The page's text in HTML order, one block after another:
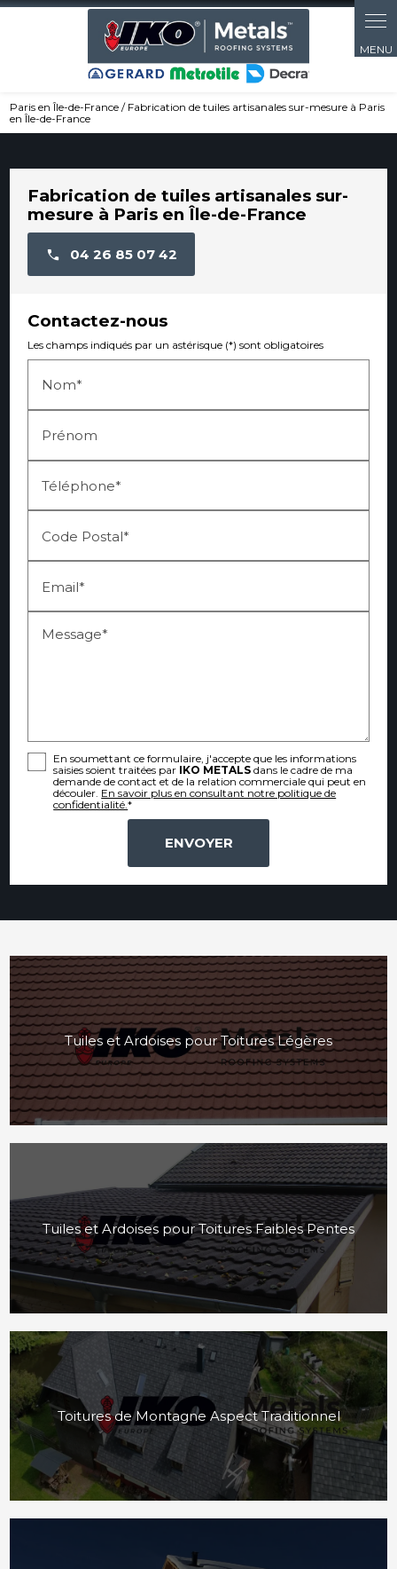
Paris en Île-de-France / Fabrication de tuiles artisanales sur-mesure à Paris
en Île-de-France
Fabrication de tuiles artisanales sur-
mesure à Paris en Île-de-France
04 26 85 07 42
Contactez-nous
Les champs indiqués par un astérisque (*) sont obligatoires
Nom*
Prénom
Téléphone*
Code Postal*
Email*
Message*
En soumettant ce formulaire, j'accepte que les informations
saisies soient traitées par IKO METALS dans le cadre de ma
demande de contact et de la relation commerciale qui peut en
découler. En savoir plus en consultant notre politique de
confidentialité.*
Tuiles et Ardoises pour Toitures Légères
Tuiles et Ardoises pour Toitures Faibles Pentes
Toitures de Montagne Aspect Traditionnel
Panneau de gestion des cookies